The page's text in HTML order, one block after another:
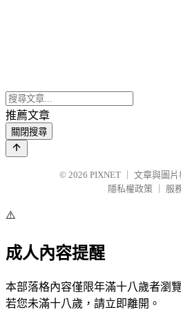
推薦文章
關閉搜尋
© 2026 PIXNET
文章與圖
隱私權政策
服
⚠️
成人內容提醒
本部落格內容僅限年滿十八歲者瀏
若您未滿十八歲，請立即離開。